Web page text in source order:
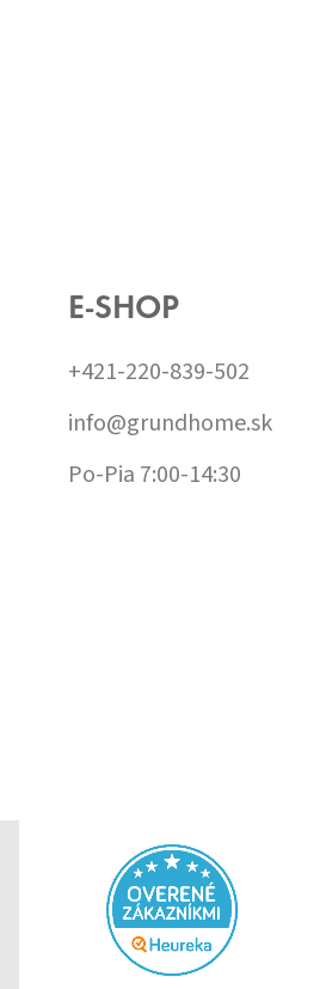
E-SHOP
+421-220-839-502
info@grundhome.sk
Po-Pia 7:00-14:30